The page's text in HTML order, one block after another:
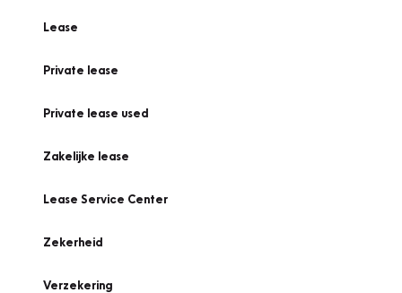
Lease
Private lease
Private lease used
Zakelijke lease
Lease Service Center
Zekerheid
Verzekering